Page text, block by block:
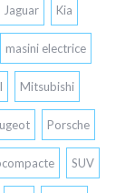
Jaguar Kia
masini electrice
Mitsubishi
Porsche
SUV